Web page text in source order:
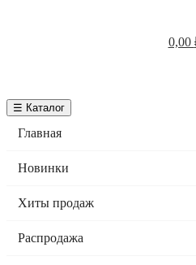
0,00
☰ Каталог
Главная
Новинки
Хиты продаж
Распродажа